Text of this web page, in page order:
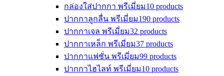
กล่องใส่ปากกา พรีเมี่ยม10 products
ปากกาลูกลื่น พรีเมี่ยม190 products
ปากกาเจล พรีเมี่ยม32 products
ปากกาเหล็ก พรีเมี่ยม37 products
ปากกาแฟชั่น พรีเมี่ยม99 products
ปากกาไฮไลท์ พรีเมี่ยม10 products